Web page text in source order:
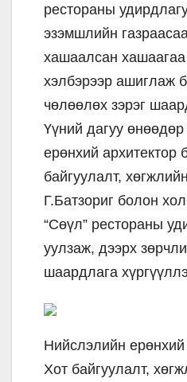
рестораны
эзэмшлийн
хашаалсан
хэлбэрээр ашиглаж
чөлөөлөх зэрэг
Үүний дагуу
ерөнхий архитектор
байгуулалт,
Г.Батзориг болон
“Сөүл” рестораны
уулзаж, дээрх
шаардлага
Нийслэлийн ерөнхий
Хот байгуулалт,